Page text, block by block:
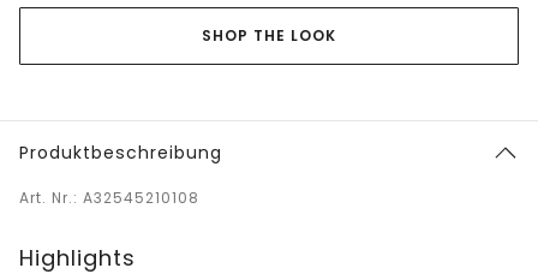
SHOP THE LOOK
Produktbeschreibung
Art. Nr.: A32545210108
Highlights